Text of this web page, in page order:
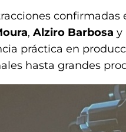
confirmadas
, Alziro Barbosa y
práctica en
hasta grandes